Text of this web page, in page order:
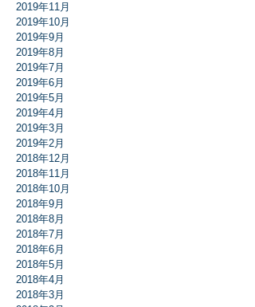
2019年11月
2019年10月
2019年9月
2019年8月
2019年7月
2019年6月
2019年5月
2019年4月
2019年3月
2019年2月
2018年12月
2018年11月
2018年10月
2018年9月
2018年8月
2018年7月
2018年6月
2018年5月
2018年4月
2018年3月